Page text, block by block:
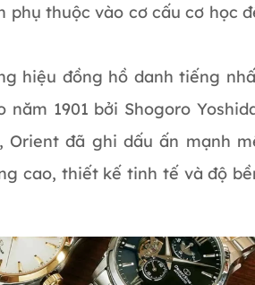
thuộc vào cơ cấu cơ học
hiệu đồng hồ danh tiếng
1901 bởi Shogoro
đã ghi dấu ấn mạnh
cao, thiết kế tinh tế và độ